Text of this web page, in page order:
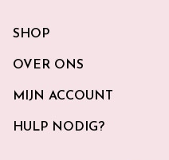
SHOP
OVER ONS
MIJN ACCOUNT
HULP NODIG?